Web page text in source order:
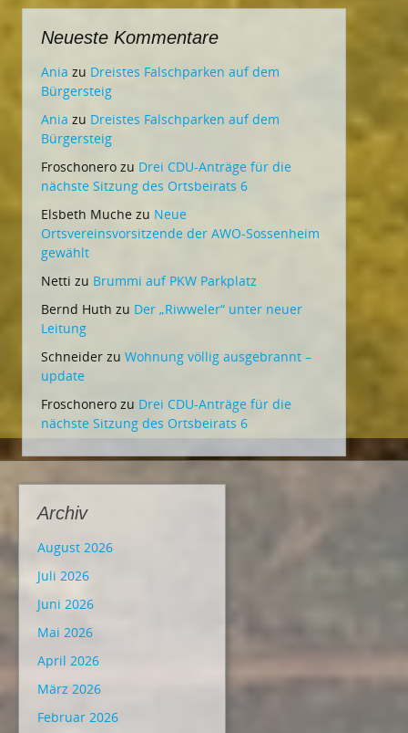
Neueste Kommentare
Ania zu Dreistes Falschparken auf dem
Bürgersteig
Ania zu Dreistes Falschparken auf dem
Bürgersteig
Froschonero zu Drei CDU-Anträge für die
nächste Sitzung des Ortsbeirats 6
Elsbeth Muche zu Neue
Ortsvereinsvorsitzende der AWO-Sossenheim
gewählt
Netti zu Brummi auf PKW Parkplatz
Bernd Huth zu Der „Riwweler“ unter neuer
Leitung
Schneider zu Wohnung völlig ausgebrannt –
update
Froschonero zu Drei CDU-Anträge für die
nächste Sitzung des Ortsbeirats 6
Archiv
August 2026
Juli 2026
Juni 2026
Mai 2026
April 2026
März 2026
Februar 2026